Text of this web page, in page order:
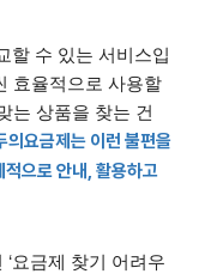
할 수 있는 서비스입
효율적으로 사용할
는 상품을 찾는 건
의요금제는 이런 불편을
적으로 안내, 활용하고
요금제 찾기 어려우